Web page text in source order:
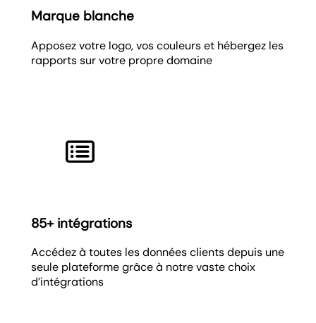
Marque blanche
Apposez votre logo, vos couleurs et hébergez les
rapports sur votre propre domaine
85+ intégrations
Accédez à toutes les données clients depuis une
seule plateforme grâce à notre vaste choix
d’intégrations